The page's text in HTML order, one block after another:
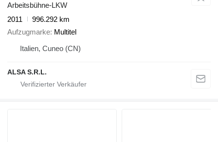
Arbeitsbühne-LKW
2011
996.292 km
Aufzugmarke Multitel
Italien, Cuneo (CN)
ALSA S.R.L.